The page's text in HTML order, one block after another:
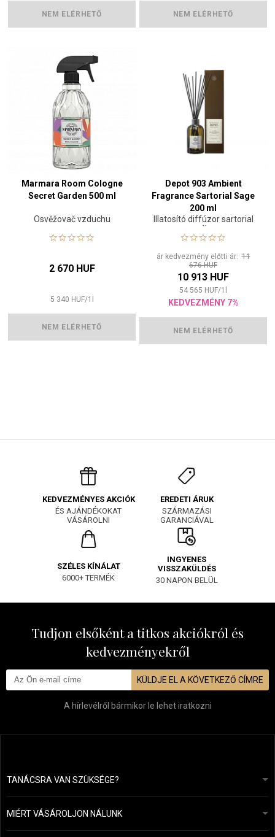
NEM ELÉRHETŐ NEM ELÉRHETŐ
Marmara Room Cologne
Secret Garden 500 ml
Osvěžovač vzduchu
2 670 HUF
5 340 HUF/1
NEM ELÉRHETŐ
Depot 903 Ambient
Fragrance Sartorial Sage
200 ml
Illatosító diffúzor sartorial
zsálya
ár kedvezmény előtti ár:11
676 HUF
10 913 HUF
54 565 HUF/1
KEDVEZMÉNY 7%
NEM ELÉRHETŐ
KEDVEZMÉNYES AKCIÓK
ÉS AJÁNDÉKOKAT
VÁSÁROLNI
EREDETI ÁRUK
SZÁRMAZÁSI
GARANCIÁVAL
SZÉLES KÍNÁLAT
6000+ TERMÉK
INGYENES
VISSZAKÜLDÉS
30 NAPON BELÜL
Tudjon elsőként a titkos akciókról és
kedvezményekről
KÜLDJE EL A KÖVETKEZŐ CÍMRE
A hírlevélről bármikor le lehet iratkozni
TANÁCSRA VAN SZÜKSÉGE?info@mapeja.hu
24 órán belül válaszolunk.
MIÉRT VÁSÁROLJON NÁLUNK
Általános szerződési feltételek (ÁSZF)
Személyes adatok védelme
Fizetési és szállítási áttekintés
A mi történetünk